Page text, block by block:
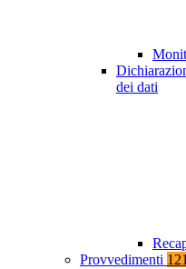
dei dati
Provvedimenti